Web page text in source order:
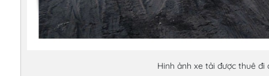
Hinh ảnh xe tải được thuê